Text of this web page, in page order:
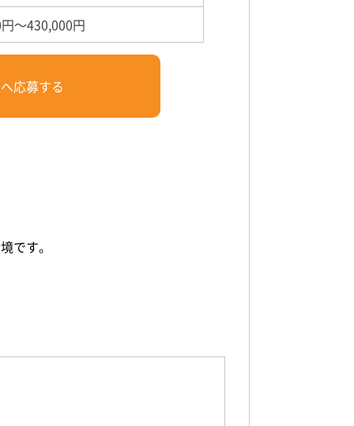
～430,000円
応募する
です。